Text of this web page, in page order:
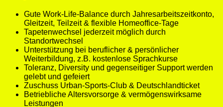
Gute Work-Life-Balance durch Jahresarbeitszeitkonto,
Gleitzeit, Teilzeit & flexible Homeoffice-Tage
Tapetenwechsel jederzeit möglich durch
Standortwechsel
Unterstützung bei beruflicher & persönlicher
Weiterbildung, z.B. kostenlose Sprachkurse
Toleranz, Diversity und gegenseitiger Support werden
gelebt und gefeiert
Zuschuss Urban-Sports-Club & Deutschlandticket
Betriebliche Altersvorsorge & vermögenswirksame
Leistungen